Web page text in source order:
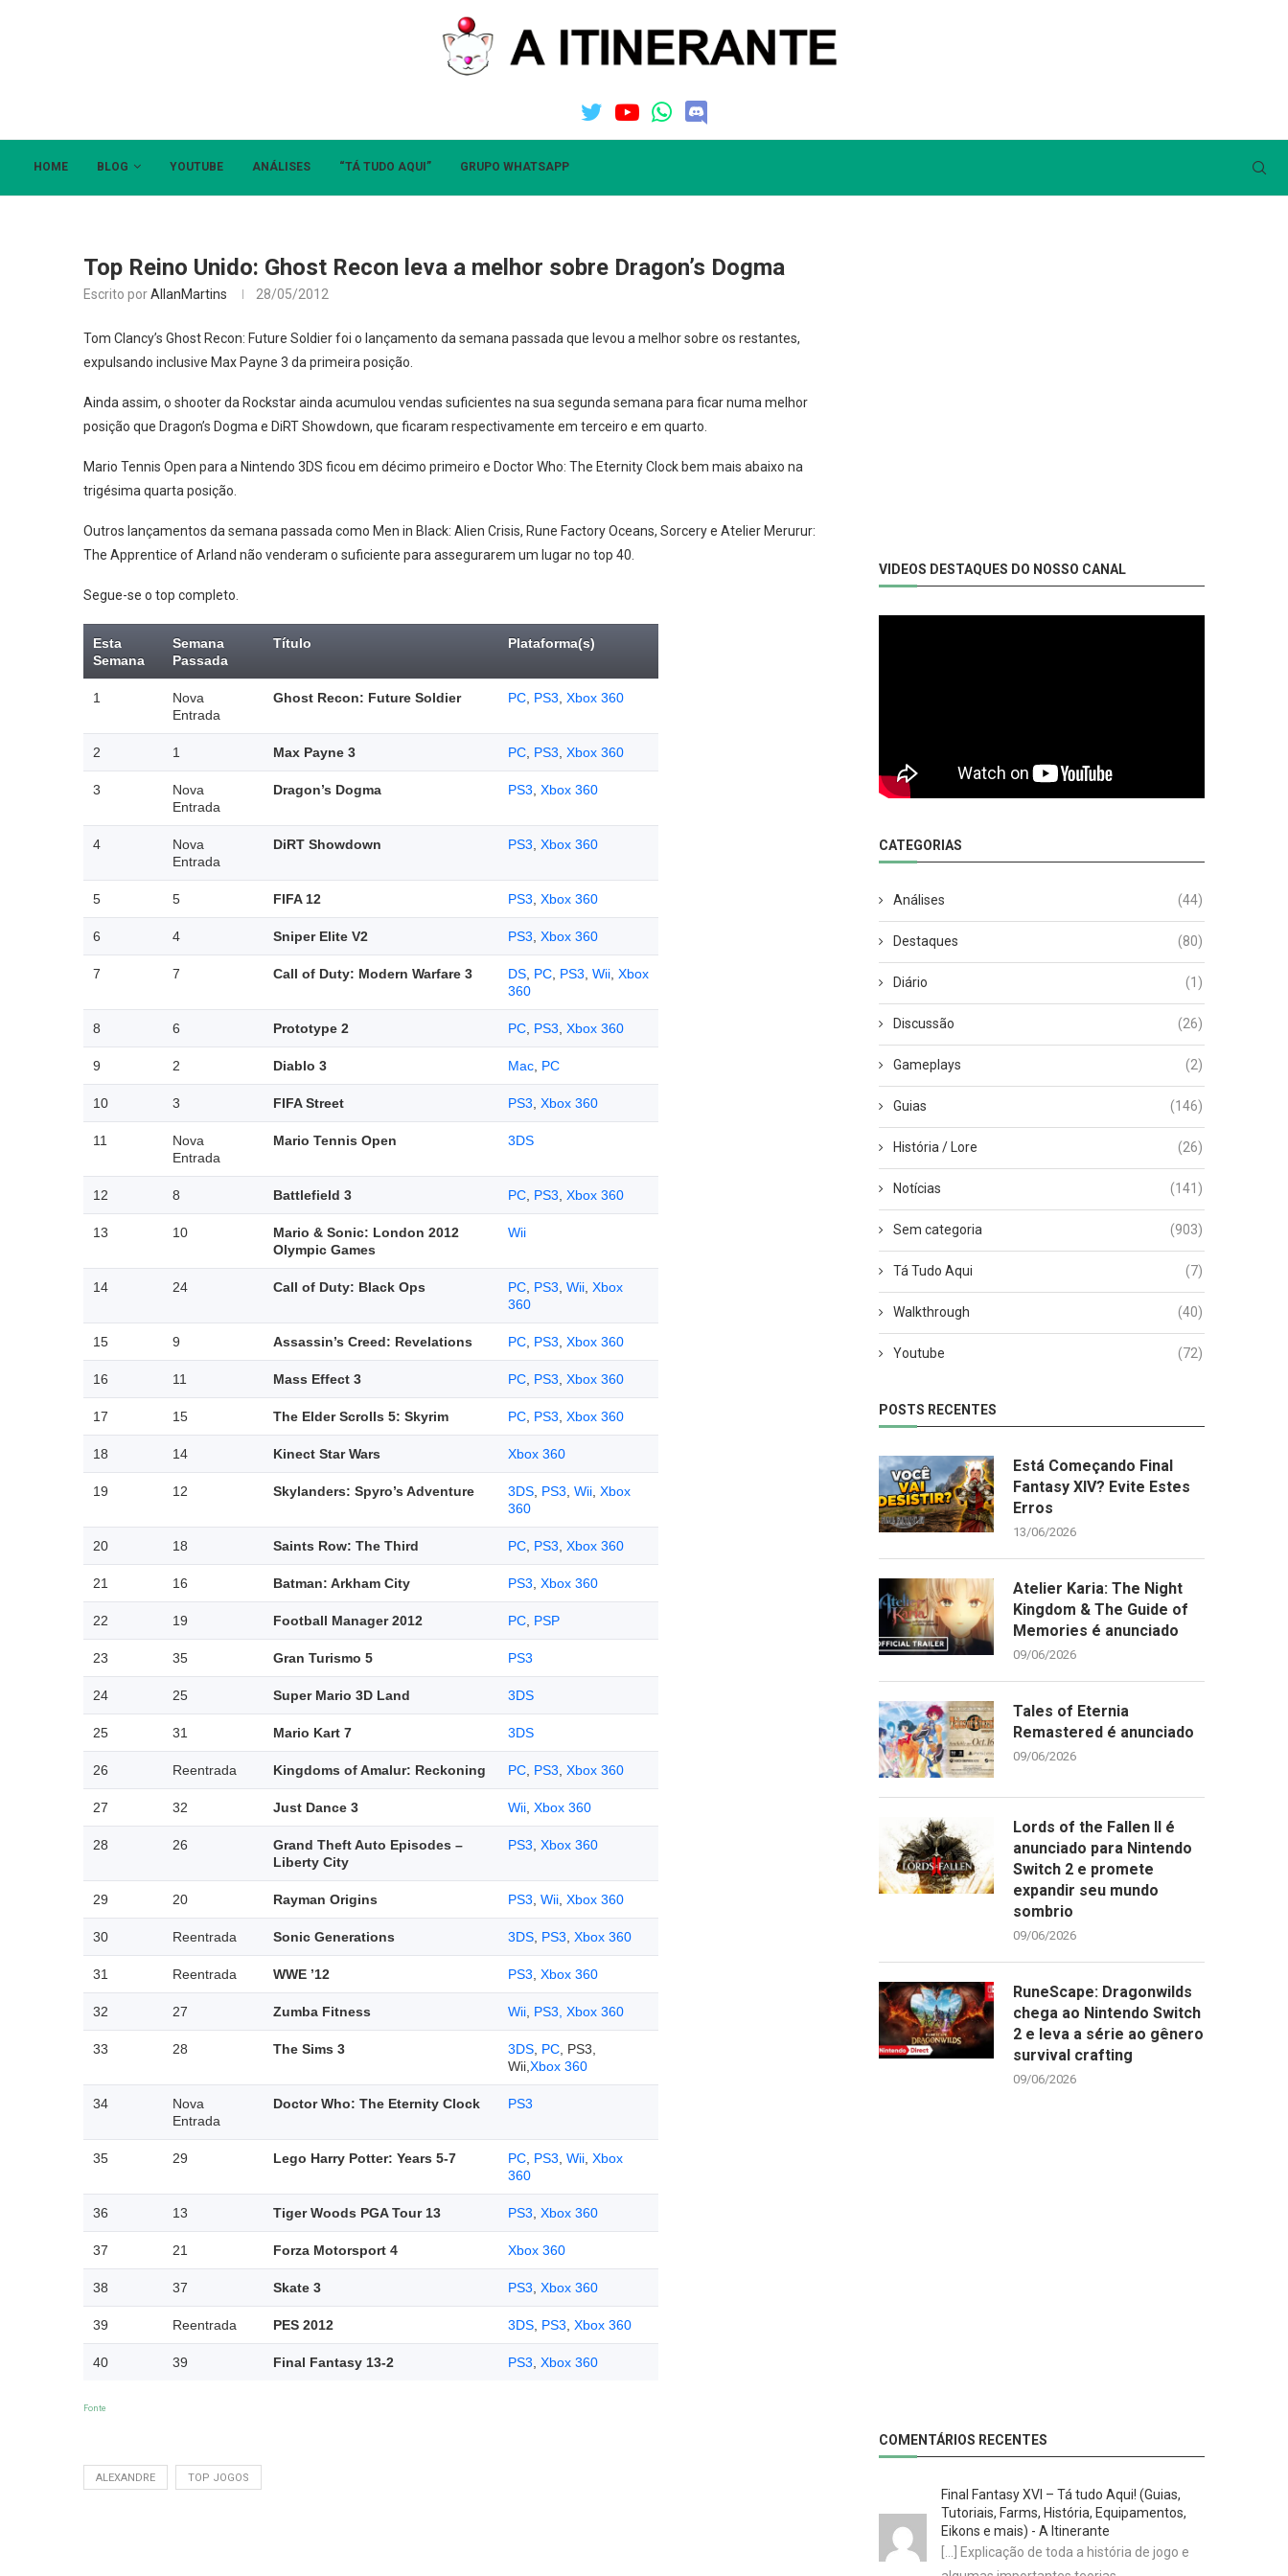
HOME BLOG YOUTUBE ANÁLISES “TÁ TUDO AQUI” GRUPO WHATSAPP
Top Reino Unido: Ghost Recon leva a melhor sobre Dragon’s Dogma
Escrito porAllanMartins 28/05/2012
Tom Clancy’s Ghost Recon: Future Soldier foi o lançamento da semana passada que levou a melhor sobre os restantes,
expulsando inclusive Max Payne 3 da primeira posição.
Ainda assim, o shooter da Rockstar ainda acumulou vendas suficientes na sua segunda semana para ficar numa melhor
posição que Dragon’s Dogma e DiRT Showdown, que ficaram respectivamente em terceiro e em quarto.
Mario Tennis Open para a Nintendo 3DS ficou em décimo primeiro e Doctor Who: The Eternity Clock bem mais abaixo na
trigésima quarta posição.
Outros lançamentos da semana passada como Men in Black: Alien Crisis, Rune Factory Oceans, Sorcery e Atelier Merurur:
The Apprentice of Arland não venderam o suficiente para assegurarem um lugar no top 40.
Segue-se o top completo.
Esta
Semana
Semana
Passada
Título Plataforma(s)
1
Nova
Entrada
Ghost Recon: Future Soldier PC PS3 Xbox 360
2 1 Max Payne 3 PC PS3 Xbox 360
3
Nova
Entrada
Dragon’s Dogma PS3 Xbox 360
4
Nova
Entrada
DiRT Showdown PS3 Xbox 360
5 5 FIFA 12 PS3 Xbox 360
6 4 Sniper Elite V2 PS3 Xbox 360
7 7 Call of Duty: Modern Warfare 3 DS PC PS3 Wii Xbox
360
8 6 Prototype 2 PC PS3 Xbox 360
9 2 Diablo 3 Mac PC
10 3 FIFA Street PS3 Xbox 360
11
Nova
Entrada
Mario Tennis Open 3DS
12 8 Battlefield 3 PC PS3 Xbox 360
13 10
Mario & Sonic: London 2012
Olympic Games
Wii
14 24 Call of Duty: Black Ops PC PS3 Wii Xbox
360
15 9 Assassin’s Creed: Revelations PC PS3 Xbox 360
16 11 Mass Effect 3 PC PS3 Xbox 360
17 15 The Elder Scrolls 5: Skyrim PC PS3 Xbox 360
18 14 Kinect Star Wars Xbox 360
19 12 Skylanders: Spyro’s Adventure 3DS PS3 Wii Xbox
360
20 18 Saints Row: The Third PC PS3 Xbox 360
21 16 Batman: Arkham City PS3 Xbox 360
22 19 Football Manager 2012 PC PSP
23 35 Gran Turismo 5 PS3
24 25 Super Mario 3D Land 3DS
25 31 Mario Kart 7 3DS
26 Reentrada Kingdoms of Amalur: Reckoning PC PS3 Xbox 360
27 32 Just Dance 3 Wii Xbox 360
28 26
Grand Theft Auto Episodes –
Liberty City
PS3 Xbox 360
29 20 Rayman Origins PS3 Wii Xbox 360
30 Reentrada Sonic Generations 3DS PS3 Xbox 360
31 Reentrada WWE ’12 PS3 Xbox 360
32 27 Zumba Fitness Wii PS3, Xbox 360
33 28 The Sims 3 3DS PC , PS3,
Wii, Xbox 360
34
Nova
Entrada
Doctor Who: The Eternity Clock PS3
35 29 Lego Harry Potter: Years 5-7 PC PS3 Wii Xbox
360
36 13 Tiger Woods PGA Tour 13 PS3 Xbox 360
37 21 Forza Motorsport 4 Xbox 360
38 37 Skate 3 PS3 Xbox 360
39 Reentrada PES 2012 3DS PS3 Xbox 360
40 39 Final Fantasy 13-2 PS3 Xbox 360
Fonte
ALEXANDRE TOP JOGOS
VIDEOS DESTAQUES DO NOSSO CANAL
CATEGORIAS
Análises (44)
Destaques (80)
Diário (1)
Discussão (26)
Gameplays (2)
Guias (146)
História / Lore (26)
Notícias (141)
Sem categoria (903)
Tá Tudo Aqui (7)
Walkthrough (40)
Youtube (72)
POSTS RECENTES
Está Começando Final
Fantasy XIV? Evite Estes
Erros
13/06/2026
Atelier Karia: The Night
Kingdom & The Guide of
Memories é anunciado
09/06/2026
Tales of Eternia
Remastered é anunciado
09/06/2026
Lords of the Fallen II é
anunciado para Nintendo
Switch 2 e promete
expandir seu mundo
sombrio
09/06/2026
RuneScape: Dragonwilds
chega ao Nintendo Switch
2 e leva a série ao gênero
survival crafting
09/06/2026
COMENTÁRIOS RECENTES
Final Fantasy XVI – Tá tudo Aqui! (Guias,
Tutoriais, Farms, História, Equipamentos,
Eikons e mais) - A Itinerante
[…] Explicação de toda a história de jogo e